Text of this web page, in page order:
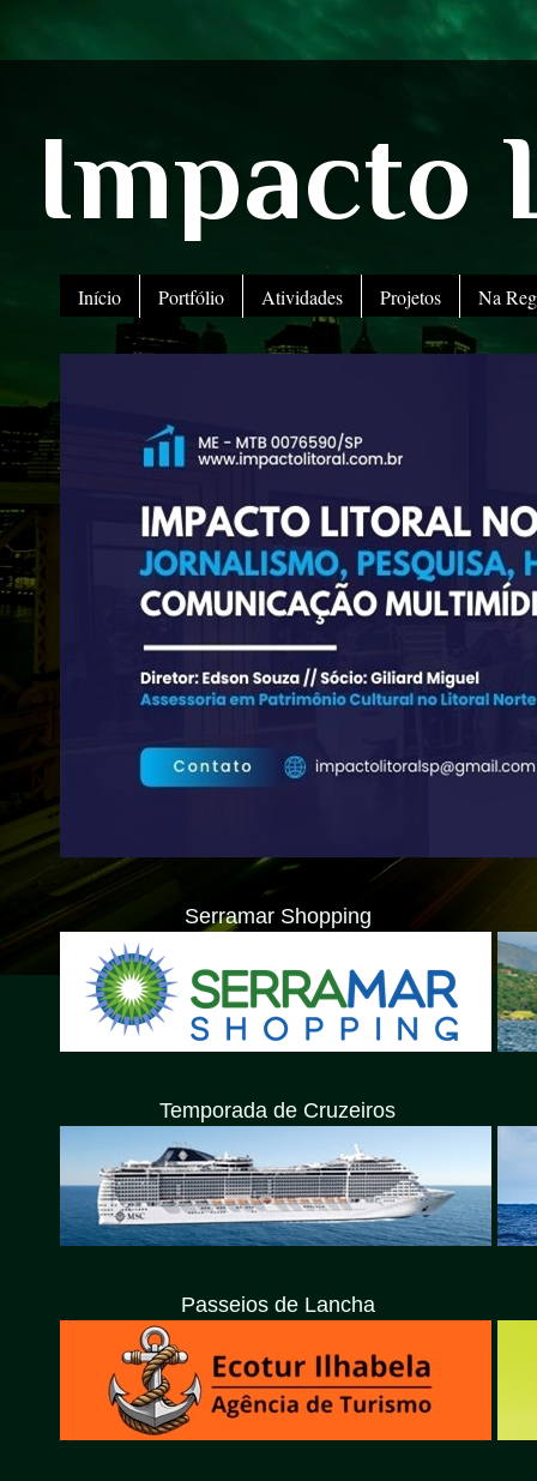
Impacto
Início Portfólio Atividades Projetos Na
Serramar Shopping
Temporada de Cruzeiros
Passeios de Lancha